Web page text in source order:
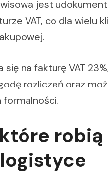
jest
VAT, co dla wielu
na fakturę VAT
rozliczeń oraz